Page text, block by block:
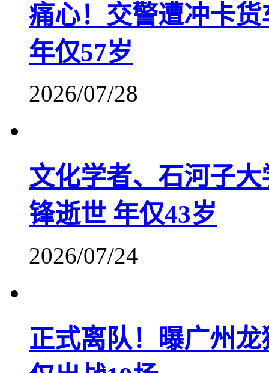
痛心！交警遭冲卡
年仅57岁
2026/07/28
文化学者、石河子
锋逝世 年仅43岁
2026/07/24
正式离队！曝广州